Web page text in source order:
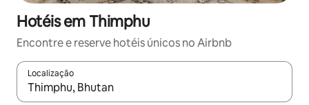
Hotéis em Thimphu
Encontre e reserve hotéis únicos no Airbnb
Localização
Quando os resultados estiverem disponíveis, explore-os